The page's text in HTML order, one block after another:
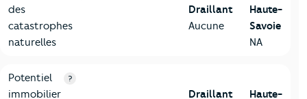
des
catastrophes
naturelles
Draillant
Aucune
Haute-
Savoie
NA
10-Logement
Critères Draillant
Potentiel
immobilier
?
Draillant Haute-